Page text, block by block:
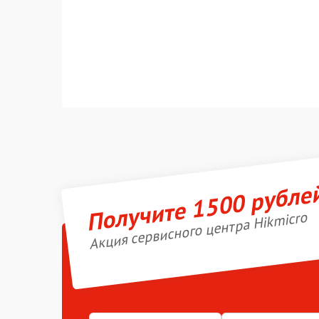
Получите 1500
Акция сервисного центра Hikmicro